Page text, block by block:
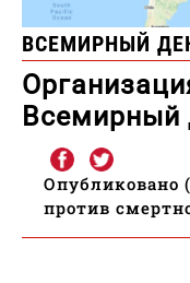
Всемирный
ВСЕМИРНЫЙ
Опубликовано
против